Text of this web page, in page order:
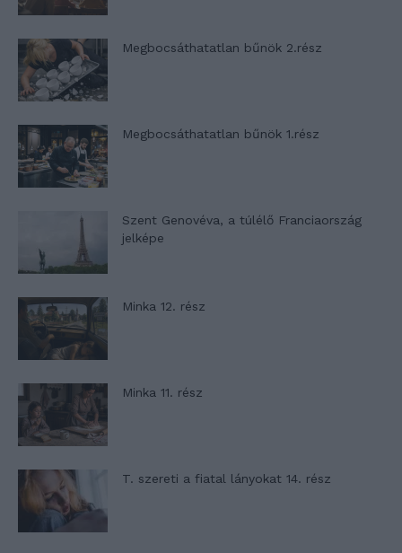
Megbocsáthatatlan bűnök 2.rész
Megbocsáthatatlan bűnök 1.rész
Szent Genovéva, a túlélő Franciaország
jelképe
Minka 12. rész
Minka 11. rész
T. szereti a fiatal lányokat 14. rész